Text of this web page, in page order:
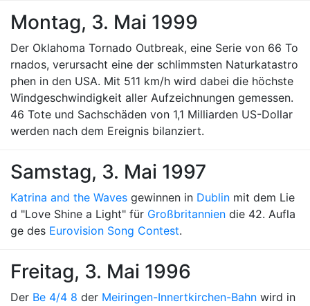
Montag, 3. Mai 1999
Der Oklahoma Tornado Outbreak, eine Serie von 66 To
rnados, verursacht eine der schlimmsten Naturkatastro
phen in den USA. Mit 511 km/h wird dabei die höchste
Windgeschwindigkeit aller Aufzeichnungen gemessen.
46 Tote und Sachschäden von 1,1 Milliarden US-Dollar
werden nach dem Ereignis bilanziert.
Samstag, 3. Mai 1997
Katrina and the Waves gewinnen in Dublin mit dem Lie
d "Love Shine a Light" für Großbritannien die 42. Aufla
ge des Eurovision Song Contest.
Freitag, 3. Mai 1996
Der Be 4/4 8 der Meiringen-Innertkirchen-Bahn wird in